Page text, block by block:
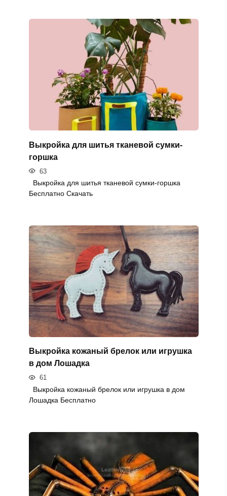
Выкройка для шитья тканевой сумки-
горшка
63
Выкройка для шитья тканевой сумки-горшка
Бесплатно Скачать
Выкройка кожаный брелок или игрушка
в дом Лошадка
61
Выкройка кожаный брелок или игрушка в дом
Лошадка Бесплатно